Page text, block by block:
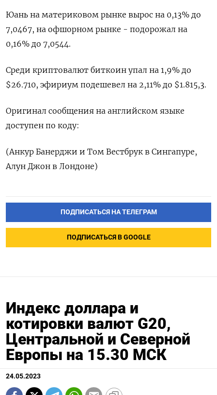
Юань на материковом рынке вырос на 0,13% до​
7,0467​, на офшорном рынке - подорожал на
0,16% до 7,0544.
Среди криптовалют биткоин упал на 1,9% до
$26.710, эфириум подешевел на 2,11% до $1.815,3.
Оригинал сообщения на английском языке
доступен по коду:
(Анкур Банерджи и Том Вестбрук в Сингапуре,
Алун Джон в Лондоне)
ПОДПИСАТЬСЯ НА ТЕЛЕГРАМ
ПОДПИСАТЬСЯ В GOOGLE
Индекс доллара и
котировки валют G20,
Центральной и Северной
Европы на 15.30 МСК
24.05.2023